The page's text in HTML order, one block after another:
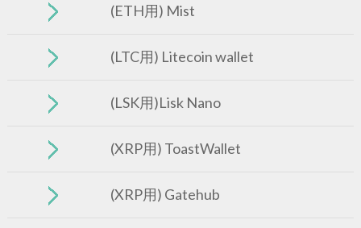
(ETH用) Mist
(LTC用) Litecoin wallet
(LSK用)Lisk Nano
(XRP用) ToastWallet
(XRP用) Gatehub